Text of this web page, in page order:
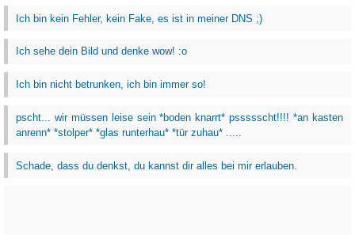
Ich bin kein Fehler, kein Fake, es ist in meiner DNS ;)
Ich sehe dein Bild und denke wow! :o
Ich bin nicht betrunken, ich bin immer so!
pscht... wir müssen leise sein *boden knarrt* pssssscht!!!! *an kasten
anrenn* *stolper* *glas runterhau* *tür zuhau* .....
Schade, dass du denkst, du kannst dir alles bei mir erlauben.